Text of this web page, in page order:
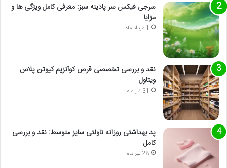
سرجی فیکس سر پادینه سبز: معرفی کامل ویژگی ها و
مزایا
1 مرداد ماه
نقد و بررسی تخصصی قرص کوآنزیم کیوتن پلاس
ویتاول
31 تیر ماه
پد بهداشتی روزانه ناولتی سایز متوسط: نقد و بررسی
کامل
28 تیر ماه